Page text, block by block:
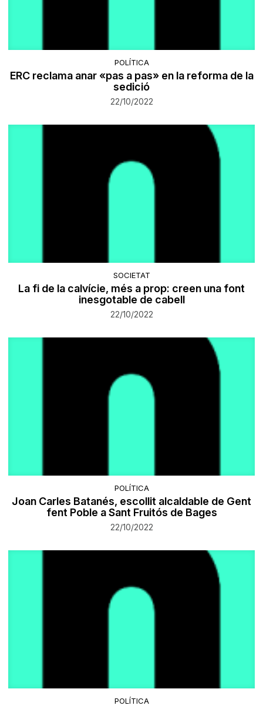
POLÍTICA
ERC reclama anar «pas a pas» en la reforma de la
sedició
22/10/2022
SOCIETAT
La fi de la calvície, més a prop: creen una font
inesgotable de cabell
22/10/2022
POLÍTICA
Joan Carles Batanés, escollit alcaldable de Gent
fent Poble a Sant Fruitós de Bages
22/10/2022
POLÍTICA